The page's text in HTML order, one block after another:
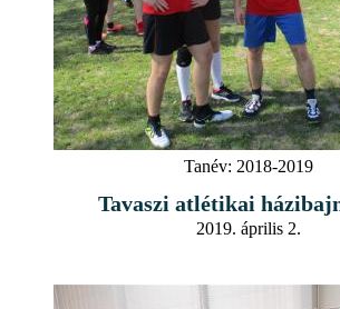
Tanév: 2018-2019
Tavaszi atlétikai
2019. április 2.